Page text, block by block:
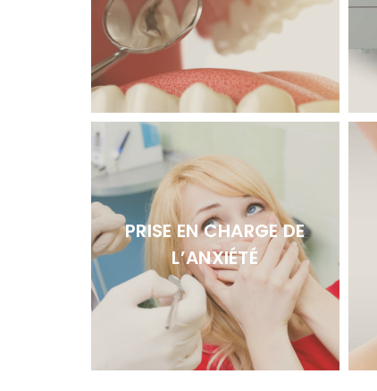
PRISE EN CHARGE DE
L’ANXIÉTÉ